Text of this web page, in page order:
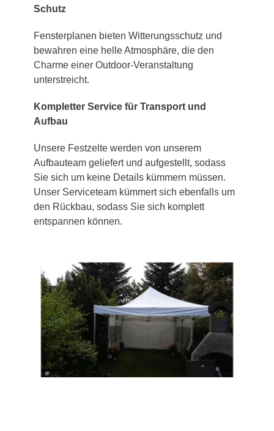
Schutz
Fensterplanen bieten Witterungsschutz und
bewahren eine helle Atmosphäre, die den
Charme einer Outdoor-Veranstaltung
unterstreicht.
Kompletter Service für Transport und
Aufbau
Unsere Festzelte werden von unserem
Aufbauteam geliefert und aufgestellt, sodass
Sie sich um keine Details kümmern müssen.
Unser Serviceteam kümmert sich ebenfalls um
den Rückbau, sodass Sie sich komplett
entspannen können.